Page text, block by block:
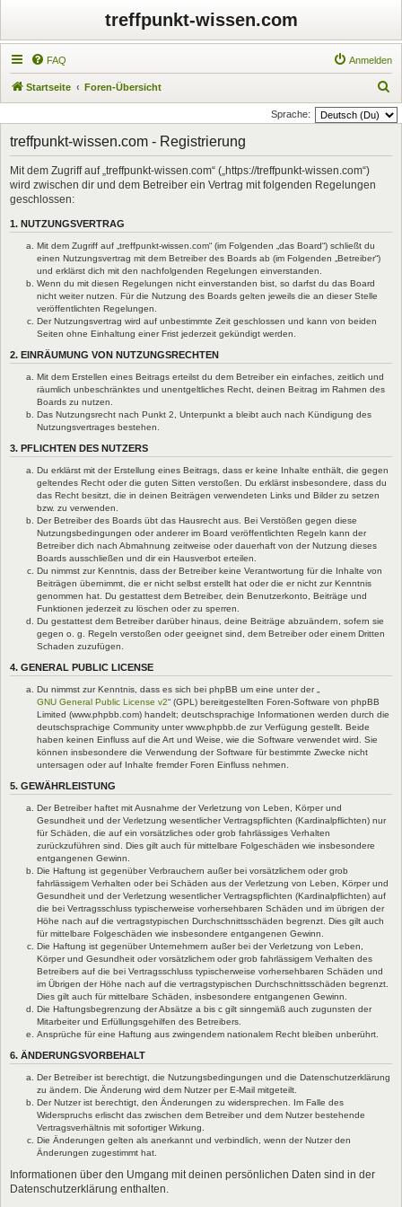
treffpunkt-wissen.com
FAQ Anmelden
Startseite Foren-Übersicht
u
Sprache:
treffpunkt-wissen.com - Registrierung
Mit dem Zugriff auf „treffpunkt-wissen.com“ („https://treffpunkt-wissen.com“)
wird zwischen dir und dem Betreiber ein Vertrag mit folgenden Regelungen
geschlossen:
1. NUTZUNGSVERTRAG
Mit dem Zugriff auf „treffpunkt-wissen.com“ (im Folgenden „das Board“) schließt du
einen Nutzungsvertrag mit dem Betreiber des Boards ab (im Folgenden „Betreiber“)
und erklärst dich mit den nachfolgenden Regelungen einverstanden.
Wenn du mit diesen Regelungen nicht einverstanden bist, so darfst du das Board
nicht weiter nutzen. Für die Nutzung des Boards gelten jeweils die an dieser Stelle
veröffentlichten Regelungen.
Der Nutzungsvertrag wird auf unbestimmte Zeit geschlossen und kann von beiden
Seiten ohne Einhaltung einer Frist jederzeit gekündigt werden.
2. EINRÄUMUNG VON NUTZUNGSRECHTEN
Mit dem Erstellen eines Beitrags erteilst du dem Betreiber ein einfaches, zeitlich und
räumlich unbeschränktes und unentgeltliches Recht, deinen Beitrag im Rahmen des
Boards zu nutzen.
Das Nutzungsrecht nach Punkt 2, Unterpunkt a bleibt auch nach Kündigung des
Nutzungsvertrages bestehen.
3. PFLICHTEN DES NUTZERS
Du erklärst mit der Erstellung eines Beitrags, dass er keine Inhalte enthält, die gegen
geltendes Recht oder die guten Sitten verstoßen. Du erklärst insbesondere, dass du
das Recht besitzt, die in deinen Beiträgen verwendeten Links und Bilder zu setzen
bzw. zu verwenden.
Der Betreiber des Boards übt das Hausrecht aus. Bei Verstößen gegen diese
Nutzungsbedingungen oder anderer im Board veröffentlichten Regeln kann der
Betreiber dich nach Abmahnung zeitweise oder dauerhaft von der Nutzung dieses
Boards ausschließen und dir ein Hausverbot erteilen.
Du nimmst zur Kenntnis, dass der Betreiber keine Verantwortung für die Inhalte von
Beiträgen übernimmt, die er nicht selbst erstellt hat oder die er nicht zur Kenntnis
genommen hat. Du gestattest dem Betreiber, dein Benutzerkonto, Beiträge und
Funktionen jederzeit zu löschen oder zu sperren.
Du gestattest dem Betreiber darüber hinaus, deine Beiträge abzuändern, sofern sie
gegen o. g. Regeln verstoßen oder geeignet sind, dem Betreiber oder einem Dritten
Schaden zuzufügen.
4. GENERAL PUBLIC LICENSE
Du nimmst zur Kenntnis, dass es sich bei phpBB um eine unter der „
GNU General Public License v2“ (GPL) bereitgestellten Foren-Software von phpBB
Limited (www.phpbb.com) handelt; deutschsprachige Informationen werden durch die
deutschsprachige Community unter www.phpbb.de zur Verfügung gestellt. Beide
haben keinen Einfluss auf die Art und Weise, wie die Software verwendet wird. Sie
können insbesondere die Verwendung der Software für bestimmte Zwecke nicht
untersagen oder auf Inhalte fremder Foren Einfluss nehmen.
5. GEWÄHRLEISTUNG
Der Betreiber haftet mit Ausnahme der Verletzung von Leben, Körper und
Gesundheit und der Verletzung wesentlicher Vertragspflichten (Kardinalpflichten) nur
für Schäden, die auf ein vorsätzliches oder grob fahrlässiges Verhalten
zurückzuführen sind. Dies gilt auch für mittelbare Folgeschäden wie insbesondere
entgangenen Gewinn.
Die Haftung ist gegenüber Verbrauchern außer bei vorsätzlichem oder grob
fahrlässigem Verhalten oder bei Schäden aus der Verletzung von Leben, Körper und
Gesundheit und der Verletzung wesentlicher Vertragspflichten (Kardinalpflichten) auf
die bei Vertragsschluss typischerweise vorhersehbaren Schäden und im übrigen der
Höhe nach auf die vertragstypischen Durchschnittsschäden begrenzt. Dies gilt auch
für mittelbare Folgeschäden wie insbesondere entgangenen Gewinn.
Die Haftung ist gegenüber Unternehmern außer bei der Verletzung von Leben,
Körper und Gesundheit oder vorsätzlichem oder grob fahrlässigem Verhalten des
Betreibers auf die bei Vertragsschluss typischerweise vorhersehbaren Schäden und
im Übrigen der Höhe nach auf die vertragstypischen Durchschnittsschäden begrenzt.
Dies gilt auch für mittelbare Schäden, insbesondere entgangenen Gewinn.
Die Haftungsbegrenzung der Absätze a bis c gilt sinngemäß auch zugunsten der
Mitarbeiter und Erfüllungsgehilfen des Betreibers.
Ansprüche für eine Haftung aus zwingendem nationalem Recht bleiben unberührt.
6. ÄNDERUNGSVORBEHALT
Der Betreiber ist berechtigt, die Nutzungsbedingungen und die Datenschutzerklärung
zu ändern. Die Änderung wird dem Nutzer per E-Mail mitgeteilt.
Der Nutzer ist berechtigt, den Änderungen zu widersprechen. Im Falle des
Widerspruchs erlischt das zwischen dem Betreiber und dem Nutzer bestehende
Vertragsverhältnis mit sofortiger Wirkung.
Die Änderungen gelten als anerkannt und verbindlich, wenn der Nutzer den
Änderungen zugestimmt hat.
Informationen über den Umgang mit deinen persönlichen Daten sind in der
Datenschutzerklärung enthalten.